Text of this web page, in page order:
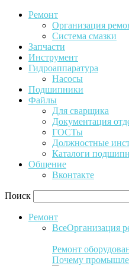
Ремонт
Организация
Система смазки
Запчасти
Инструмент
Гидроаппаратура
Насосы
Подшипники
Файлы
Для сварщика
Документация
ГОСТы
Должностные
Каталоги
Общение
Вконтакте
Поиск
Ремонт
ВсеОрганизация
Ремонт
Почему